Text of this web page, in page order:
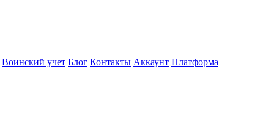
Воинский учет Блог Контакты Аккаунт Платформа